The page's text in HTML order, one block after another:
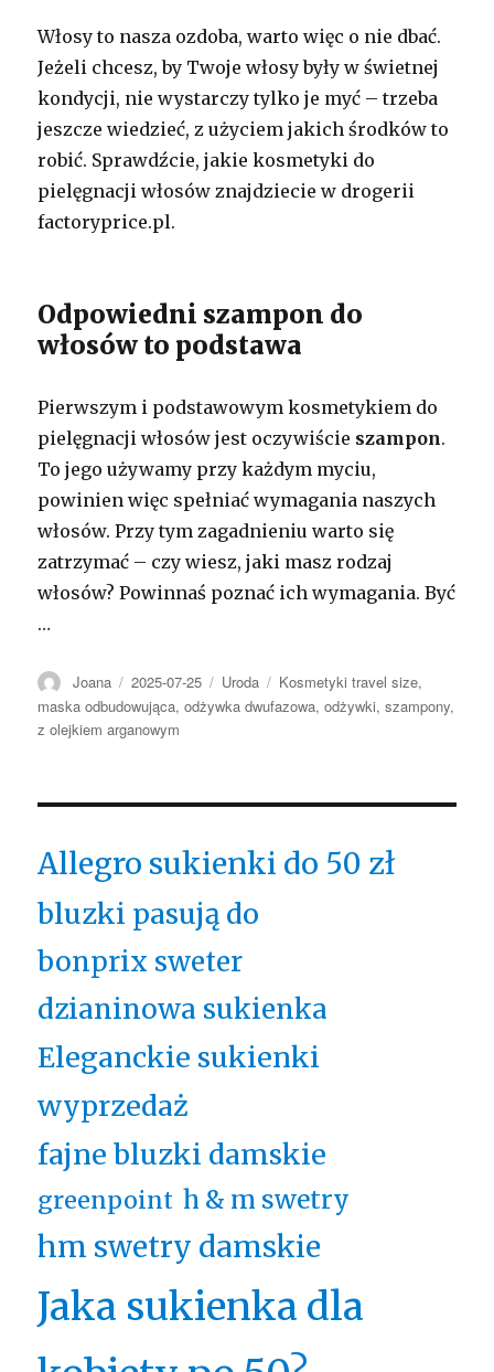
Włosy to nasza ozdoba, warto więc o nie dbać.
Jeżeli chcesz, by Twoje włosy były w świetnej
kondycji, nie wystarczy tylko je myć – trzeba
jeszcze wiedzieć, z użyciem jakich środków to
robić. Sprawdźcie, jakie kosmetyki do
pielęgnacji włosów znajdziecie w drogerii
factoryprice.pl.
Odpowiedni szampon do
włosów to podstawa
Pierwszym i podstawowym kosmetykiem do
pielęgnacji włosów jest oczywiście szampon.
To jego używamy przy każdym myciu,
powinien więc spełniać wymagania naszych
włosów. Przy tym zagadnieniu warto się
zatrzymać – czy wiesz, jaki masz rodzaj
włosów? Powinnaś poznać ich wymagania. Być
…
Autor
Joana Opublikowano
2025-07-25 Kategorie
Uroda Tagi
Kosmetyki travel size,
maska odbudowująca,odżywka dwufazowa,odżywki,szampony,
z olejkiem arganowym
Allegro sukienki do 50 zł
bluzki pasują do
bonprix sweter
dzianinowa sukienka
Eleganckie sukienki
wyprzedaż
fajne bluzki damskie
greenpoint h & m swetry
hm swetry damskie
Jaka sukienka dla